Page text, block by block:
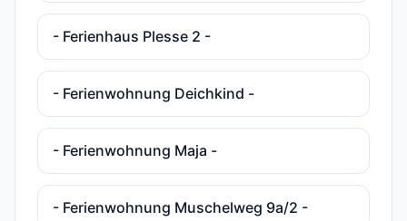
- Ferienhaus Plesse 2 -
- Ferienwohnung Deichkind -
- Ferienwohnung Maja -
- Ferienwohnung Muschelweg 9a/2 -